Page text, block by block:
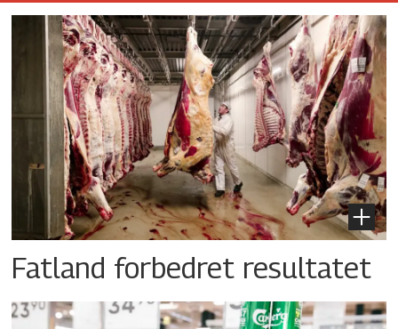
Fatland forbedret resultatet